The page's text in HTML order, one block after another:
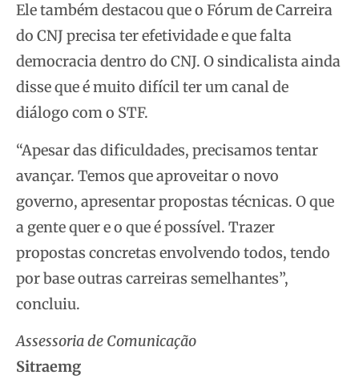
Ele também destacou que o Fórum de Carreira
do CNJ precisa ter efetividade e que falta
democracia dentro do CNJ. O sindicalista ainda
disse que é muito difícil ter um canal de
diálogo com o STF.
“Apesar das dificuldades, precisamos tentar
avançar. Temos que aproveitar o novo
governo, apresentar propostas técnicas. O que
a gente quer e o que é possível. Trazer
propostas concretas envolvendo todos, tendo
por base outras carreiras semelhantes”,
concluiu.
Assessoria de Comunicação
Sitraemg